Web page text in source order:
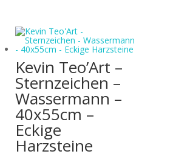
Kevin Teo’Art –
Sternzeichen –
Wassermann –
40x55cm –
Eckige
Harzsteine